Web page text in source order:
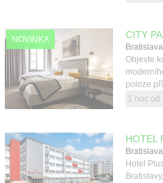
NOVINKA CITY
Bratislava
Objevte
poloze
1 noc od
HOTEL
Bratislava
Hotel